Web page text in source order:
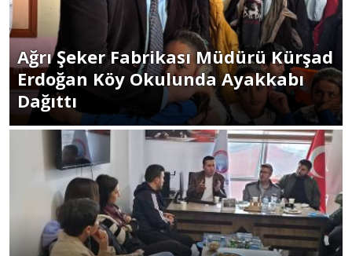
Ağrı Şeker Fabrikası Müdürü Kürşad
Erdoğan Köy Okulunda Ayakkabı
Dağıttı